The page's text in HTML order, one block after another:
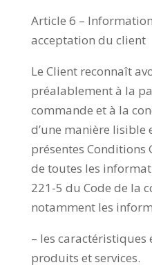
Article 6 –
acceptation du client
Le Client reconnaît
préalablement à la
commande et à la
d’une manière lisible
présentes Conditions
de toutes les
221-5 du Code de la
notamment les
– les caractéristiques
produits et services.